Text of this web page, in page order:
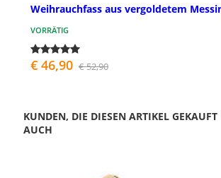
Weihrauchfass aus vergoldetem
VORRÄTIG
€ 46,90 € 52,90
KUNDEN, DIE DIESEN ARTIKEL
AUCH